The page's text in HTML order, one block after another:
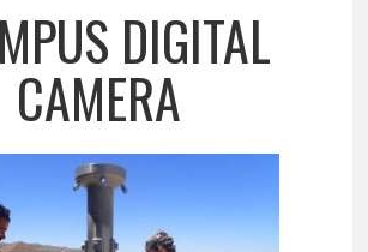
DIGITAL
CAMERA